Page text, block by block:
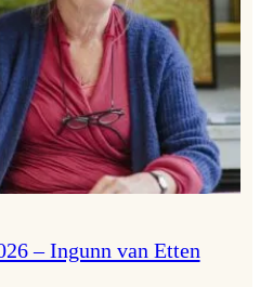
– Ingunn van Etten